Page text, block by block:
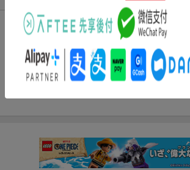
内容紹介（JPROより）
二つの世界の男/その男を逃すな/ゼロへの逃避
日曜日はいつも雨/ハリーおじさんの悪夢/春な